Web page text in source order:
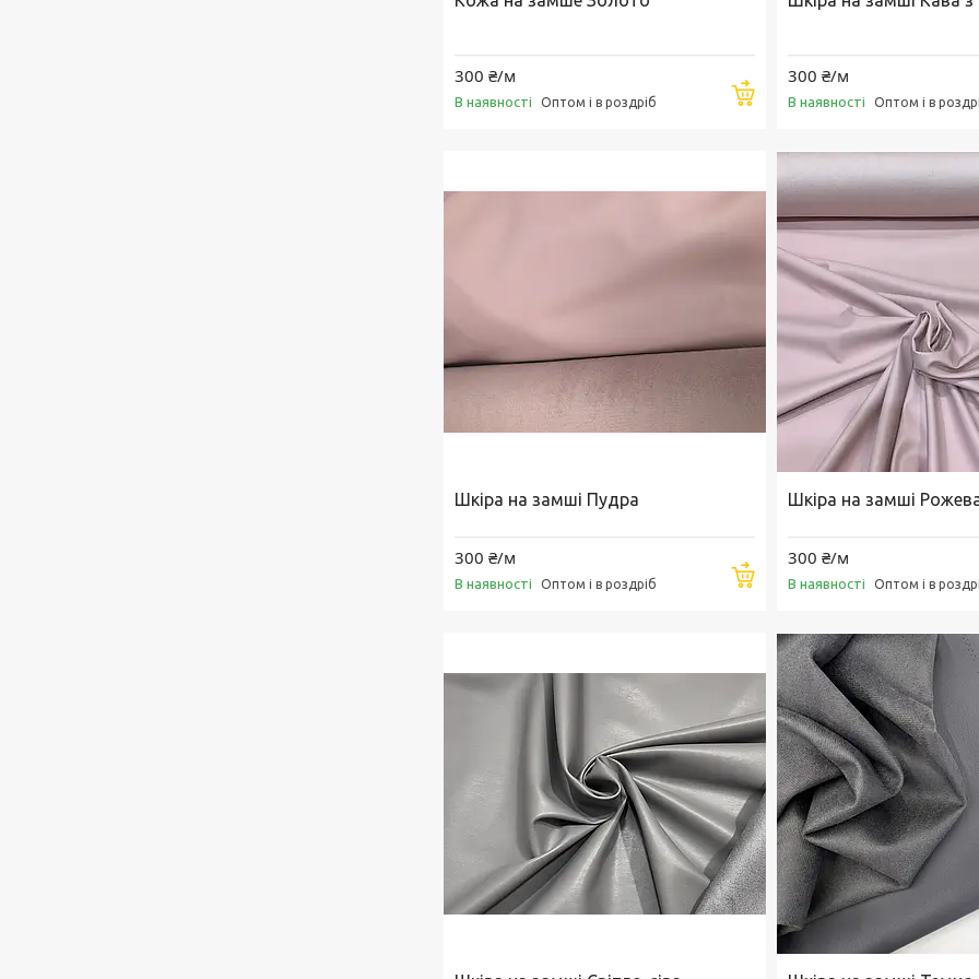
300 ₴/м
В наявності Оптом і в роздріб Купити
300 ₴/м
В наявності Оптом і в
Шкіра на замші Пудра
300 ₴/м
В наявності Оптом і в роздріб Купити
Шкіра на замші
300 ₴/м
В наявності Оптом і в